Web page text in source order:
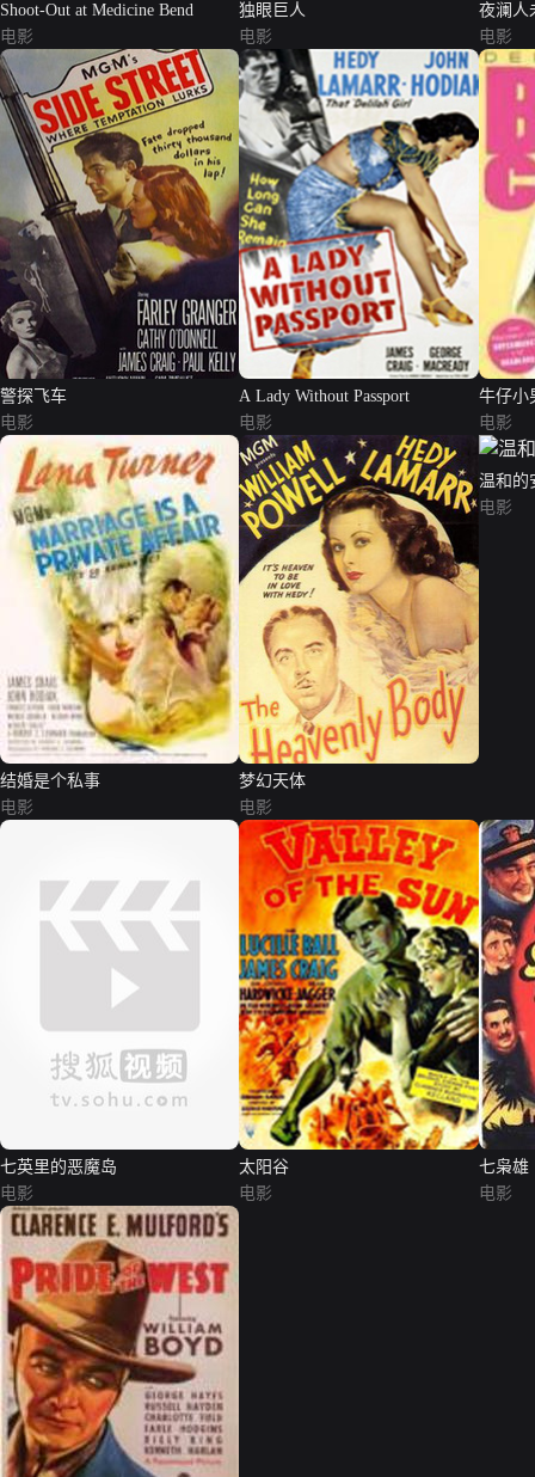
Shoot-Out at Medicine Bend
电影
独眼巨人
电影
夜澜人
电影
警探飞车
电影
A Lady Without Passport
电影
牛仔小
电影
结婚是个私事
电影
梦幻天体
电影
温和的
电影
七英里的恶魔岛
电影
太阳谷
电影
七枭雄
电影